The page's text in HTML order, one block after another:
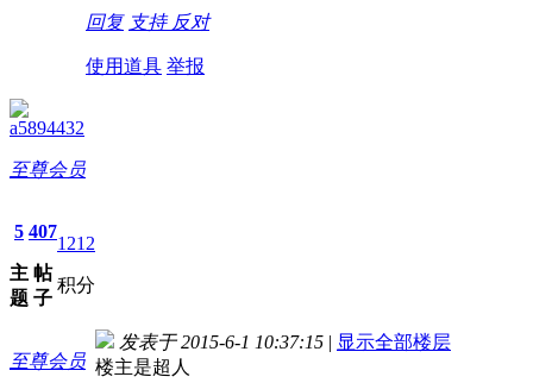
回复 支持 反对
使用道具 举报
a5894432
至尊会员
5
主
题
407
帖
子
1212
积分
至尊会员
发表于 2015-6-1 10:37:15 | 显示全部楼层
楼主是超人